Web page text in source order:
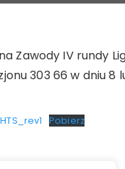
Zawody IV rundy
303 66 w dniu 8
Pobierz